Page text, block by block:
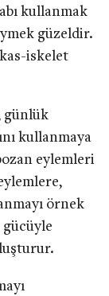
kullanmak
güzeldir.
iskelet
günlük
kullanmaya
eylemleri
örnek